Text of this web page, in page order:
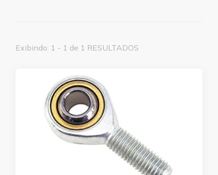
Exibindo: 1 - 1 de 1 RESULTADOS